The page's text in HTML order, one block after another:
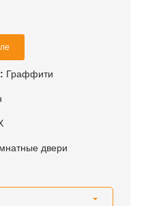
Граффити
двери